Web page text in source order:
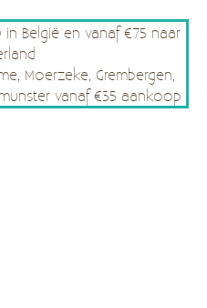
België en vanaf €75 naar
Moerzeke, Grembergen,
vanaf €35 aankoop